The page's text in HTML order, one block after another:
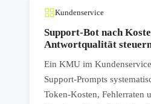
Kundenservice
Support-Bot nach
Antwortqualität
Ein KMU im
Support-Prompts
Token-Kosten, Fehlerraten